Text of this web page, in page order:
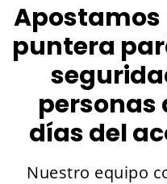
puntera
personas
días del
Nuestro equipo